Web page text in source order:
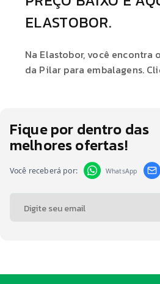
ELASTOBOR.
Na Elastobor, você encontra
da Pilar para embalagens.
Fique por dentro das
melhores ofertas!
Você receberá por: WhatsApp